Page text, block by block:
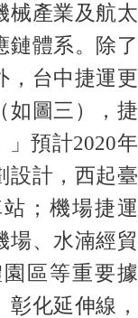
械產業及航太
鏈體系。除了
，台中捷運更
如圖三），捷
預計2020年
設計，西起臺
；機場捷運
場、水湳經貿
區等重要據
化延伸線，